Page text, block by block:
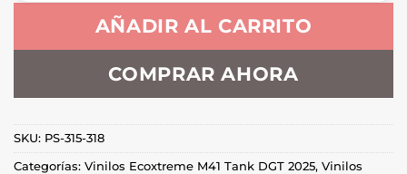
AÑADIR AL CARRITO
COMPRAR AHORA
SKU: PS-315-318
Categorías: Vinilos Ecoxtreme M41 Tank DGT 2025, Vinilos